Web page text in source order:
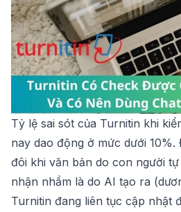
Tỷ lệ sai sót của Turnitin khi
nay dao động ở mức dưới
đôi khi văn bản do con người
nhận nhầm là do AI tạo ra
Turnitin đang liên tục cập nhật